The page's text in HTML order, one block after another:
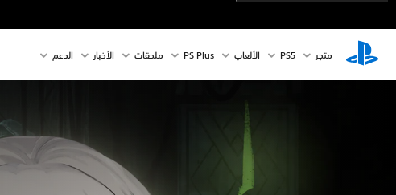
متجر PS5‏ الألعاب PS Plus ملحقات الأخبار الدعم